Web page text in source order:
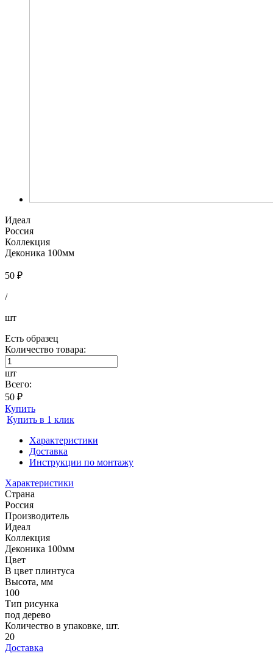
Идеал
Россия
Коллекция
Деконика 100мм
50 ₽
/
шт
Есть образец
Количество товара:
шт
Всего:
50 ₽
Купить
Купить в 1 клик
Характеристики
Доставка
Инструкции по монтажу
Характеристики
Страна
Россия
Производитель
Идеал
Коллекция
Деконика 100мм
Цвет
В цвет плинтуса
Высота, мм
100
Тип рисунка
под дерево
Количество в упаковке, шт.
20
Доставка